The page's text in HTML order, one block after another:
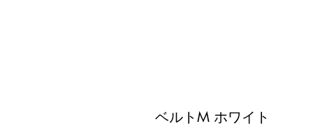
ベルトM ホワイト